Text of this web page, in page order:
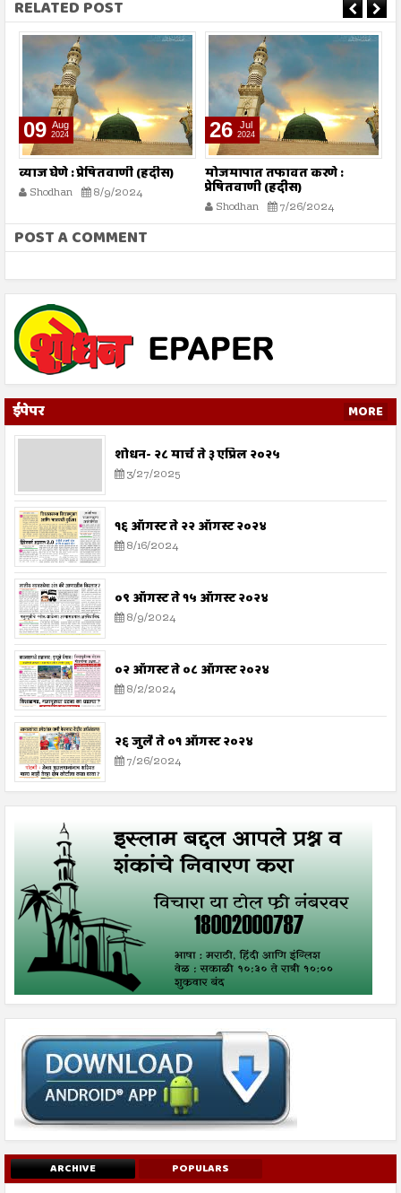
RELATED POST
09 Aug
2024
व्याज घेणे : प्रेषितवाणी (हदीस)
Shodhan 8/9/2024
26 Jul
2024
मोजमापात तफावत करणे :
प्रेषितवाणी (हदीस)
Shodhan 7/26/2024
POST A COMMENT
ईपेपर MORE
शोधन- २८ मार्च ते ३ एप्रिल २०२५
3/27/2025
१६ ऑगस्ट ते २२ ऑगस्ट २०२४
8/16/2024
०९ ऑगस्ट ते १५ ऑगस्ट २०२४
8/9/2024
०२ ऑगस्ट ते ०८ ऑगस्ट २०२४
8/2/2024
२६ जुलै ते ०१ ऑगस्ट २०२४
7/26/2024
ARCHIVE POPULARS